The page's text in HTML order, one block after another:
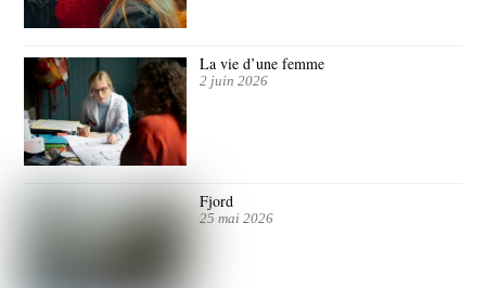
La vie d’une femme
2 juin 2026
Fjord
25 mai 2026